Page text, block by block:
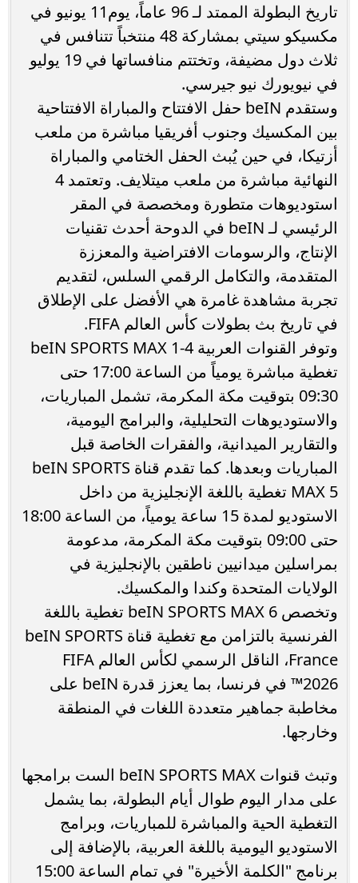
تاريخ البطولة الممتد لـ 96 عاماً، يوم11 يونيو في
مكسيكو سيتي بمشاركة 48 منتخباً تتنافس في
ثلاث دول مضيفة، وتختتم منافساتها في 19 يوليو
في نيويورك نيو جيرسي.
وستقدم beIN حفل الافتتاح والمباراة الافتتاحية
بين المكسيك وجنوب أفريقيا مباشرة من ملعب
أزتيكا، في حين يُبث الحفل الختامي والمباراة
النهائية مباشرة من ملعب ميتلايف. وتعتمد 4
استوديوهات متطورة ومخصصة في المقر
الرئيسي لـ beIN في الدوحة أحدث تقنيات
الإنتاج، والرسومات الافتراضية والمعززة
المتقدمة، والتكامل الرقمي السلس، لتقديم
تجربة مشاهدة غامرة هي الأفضل على الإطلاق
في تاريخ بث بطولات كأس العالم FIFA.
وتوفر القنوات العربية beIN SPORTS MAX 1-4
تغطية مباشرة يومياً من الساعة 17:00 حتى
09:30 بتوقيت مكة المكرمة، تشمل المباريات،
والاستوديوهات التحليلية، والبرامج اليومية،
والتقارير الميدانية، والفقرات الخاصة قبل
المباريات وبعدها. كما تقدم قناة beIN SPORTS
MAX 5 تغطية باللغة الإنجليزية من داخل
الاستوديو لمدة 15 ساعة يومياً، من الساعة 18:00
حتى 09:00 بتوقيت مكة المكرمة، مدعومة
بمراسلين ميدانيين ناطقين بالإنجليزية في
الولايات المتحدة وكندا والمكسيك.
وتخصص beIN SPORTS MAX 6 تغطية باللغة
الفرنسية بالتزامن مع تغطية قناة beIN SPORTS
France، الناقل الرسمي لكأس العالم FIFA
2026™️ في فرنسا، بما يعزز قدرة beIN على
مخاطبة جماهير متعددة اللغات في المنطقة
وخارجها.
وتبث قنوات beIN SPORTS MAX الست برامجها
على مدار اليوم طوال أيام البطولة، بما يشمل
التغطية الحية والمباشرة للمباريات، وبرامج
الاستوديو اليومية باللغة العربية، بالإضافة إلى
برنامج "الكلمة الأخيرة" في تمام الساعة 15:00